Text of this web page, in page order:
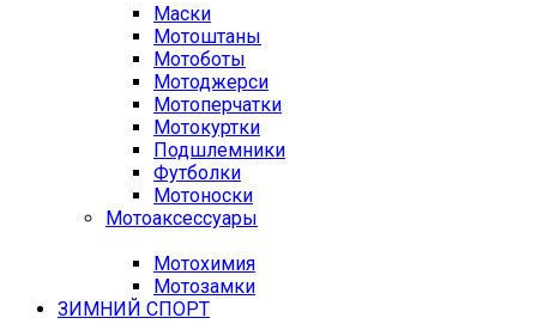
Маски
Мотоштаны
Мотоботы
Мотоджерси
Мотоперчатки
Мотокуртки
Подшлемники
Футболки
Мотоноски
Мотоаксессуары
Мотохимия
Мотозамки
ЗИМНИЙ СПОРТ